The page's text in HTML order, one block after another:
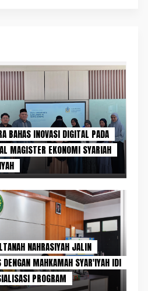
BAHAS INOVASI DIGITAL PADA
MAGISTER EKONOMI SYARIAH
NAHRASIYAH JALIN
MAHKAMAH SYAR'IYAH IDI
PROGRAM